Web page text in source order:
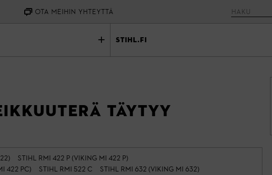
OTA MEIHIN YHTEYTTÄ
stihl.fi
täytyy
STIHL RMI 422 P (VIKING MI 422 P)
422 PC)
STIHL RMI 522 C
STIHL RMI 632 (VIKING MI 632)